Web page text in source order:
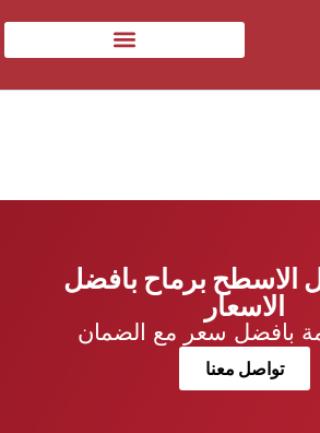
الاسطح برماح بافضل
الاسعار
بافضل سعر مع الضمان
تواصل معنا